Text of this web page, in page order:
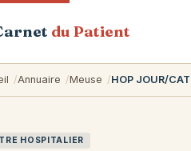
du Patient
Annuaire Meuse HOP JOUR/
HOSPITALIER